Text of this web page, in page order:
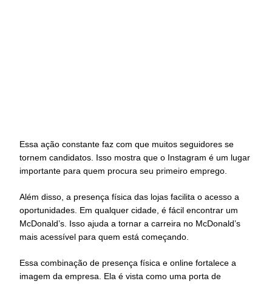
Essa ação constante faz com que muitos seguidores se
tornem candidatos. Isso mostra que o Instagram é um lugar
importante para quem procura seu primeiro emprego.
Além disso, a presença física das lojas facilita o acesso a
oportunidades. Em qualquer cidade, é fácil encontrar um
McDonald’s. Isso ajuda a tornar a carreira no McDonald’s
mais acessível para quem está começando.
Essa combinação de presença física e online fortalece a
imagem da empresa. Ela é vista como uma porta de